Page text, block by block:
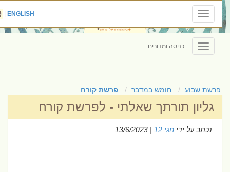
Toggle
navigation
ENGLISH
|
Toggle
navigation
כניסה ומדורים
פרשת שבוע חומש במדבר פרשת קורח
גליון תורתך שאלתי - לפרשת קורח
נכתב על ידיחגי 12 | 13/6/2023